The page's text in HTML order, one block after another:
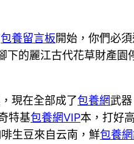
包養留言板開始，你們必
的麗江古代花草財產
現在全部成了包養網武
特基包養網VIP本，打好
生豆來自云南，鮮包養